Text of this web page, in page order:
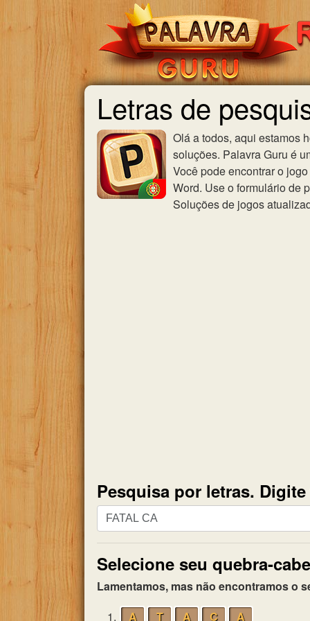
Letras de
Olá a todos, aqui estamos
soluções. Palavra Guru é
Você pode encontrar o
Word. Use o formulário de
Soluções de jogos
Pesquisa por letras.
Pesquisa
por
letras.
Digite
todas
as
letras
Selecione seu quebra-
Lamentamos, mas não encontramos o
1.
A T A C
A